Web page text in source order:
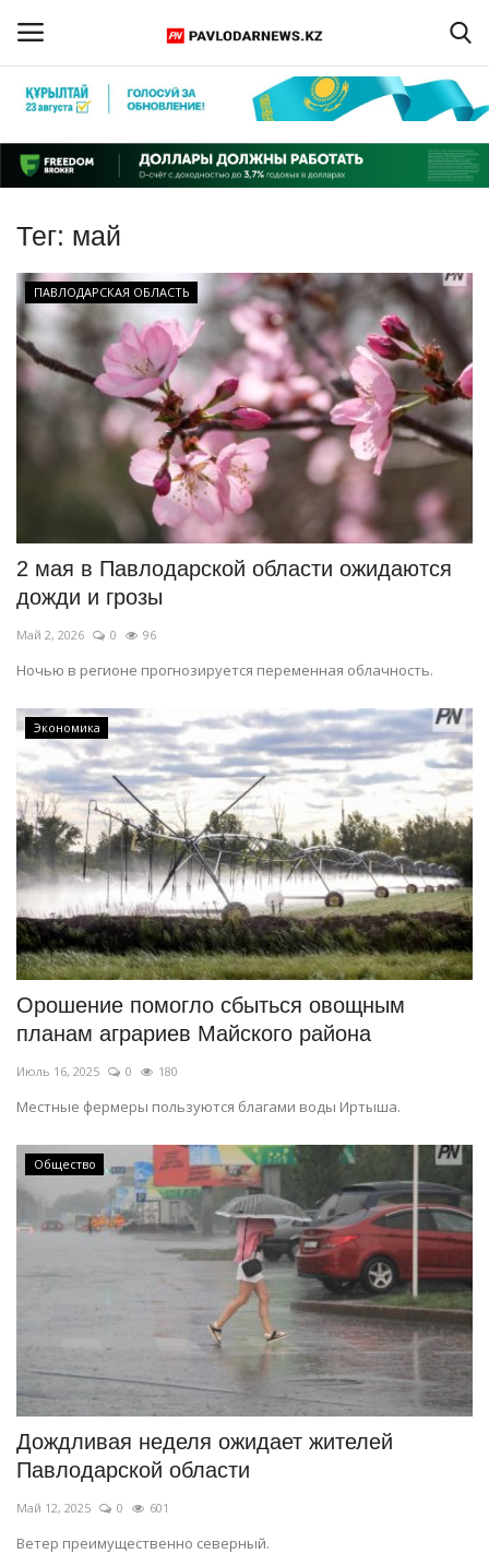
Регистрация
Главная
Обратная связь
ПАВЛОДАРСКАЯ ОБЛАСТЬ
КАЗАХСТАН
МИР
СПЕЦПРОЕКТЫ
Чек-лист
РАЗВЛЕЧЕНИЯ
Курултай
Язык
Қазақша Русский
Тег: май
ПАВЛОДАРСКАЯ ОБЛАСТЬ
2 мая в Павлодарской области ожидаются
дожди и грозы
Май 2, 2026 0 96
Ночью в регионе прогнозируется переменная облачность.
Экономика
Орошение помогло сбыться овощным
планам аграриев Майского района
Июль 16, 2025 0 180
Местные фермеры пользуются благами воды Иртыша.
Общество
Дождливая неделя ожидает жителей
Павлодарской области
Май 12, 2025 0 601
Ветер преимущественно северный.